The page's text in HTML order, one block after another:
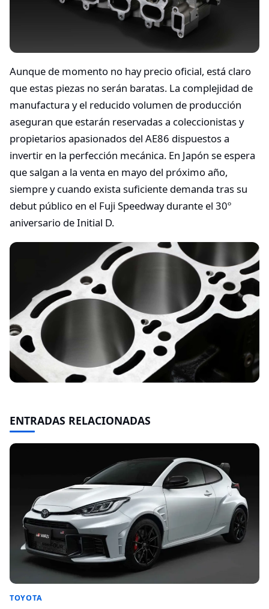
Aunque de momento no hay precio oficial, está claro
que estas piezas no serán baratas. La complejidad de
manufactura y el reducido volumen de producción
aseguran que estarán reservadas a coleccionistas y
propietarios apasionados del AE86 dispuestos a
invertir en la perfección mecánica. En Japón se espera
que salgan a la venta en mayo del próximo año,
siempre y cuando exista suficiente demanda tras su
debut público en el Fuji Speedway durante el 30º
aniversario de Initial D.
ENTRADAS RELACIONADAS
TOYOTA